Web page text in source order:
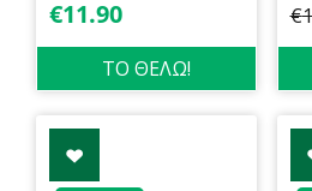
€11.90
ΤΟ ΘΕΛΩ!
€